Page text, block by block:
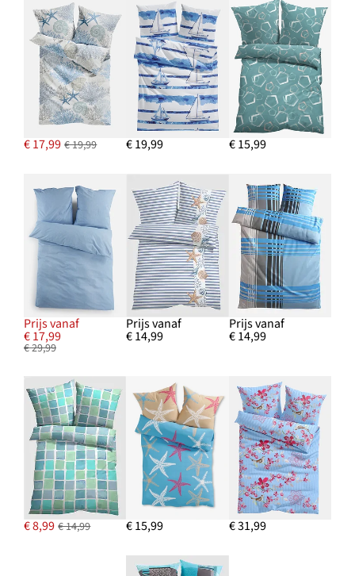
€ 17,99 € 19,99 € 19,99 € 15,99
Prijs vanaf
€ 17,99
€ 29,99
Prijs vanaf
€ 14,99
Prijs vanaf
€ 14,99
€ 8,99 € 14,99 € 15,99 € 31,99